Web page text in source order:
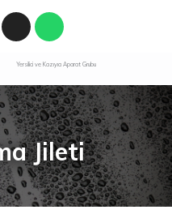
Jileti
Yersilici ve Kazıyıcı Aparat Grubu